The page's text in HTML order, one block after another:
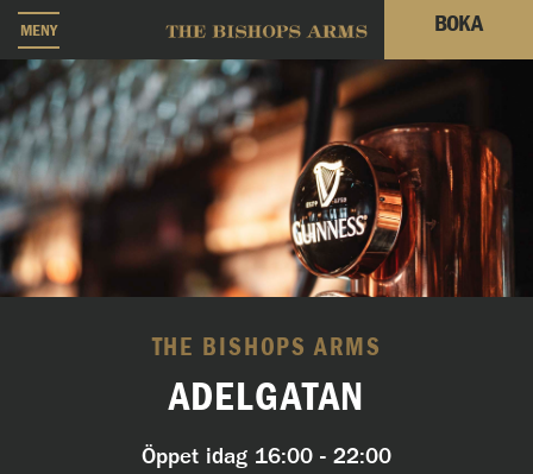
MENY BOKA
THE BISHOPS ARMS
ADELGATAN
Öppet idag 16:00 - 22:00